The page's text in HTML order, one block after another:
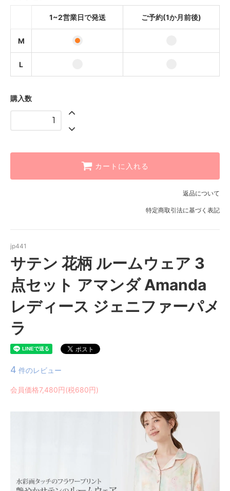
1~2営業日で発送
ご予約(1か月前後)
1~2営業日で発送 ご予約(1か月前後)
M
L
購入数
カートに入れる
返品について
特定商取引法に基づく表記
jp441
サテン 花柄 ルームウェア 3
点セット アマンダ Amanda
レディース ジェニファーパメ
ラ
4 件のレビュー
会員価格7,480円(税680円)